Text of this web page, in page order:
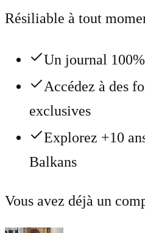
Résiliable à tout
Un journal
Accédez à des
exclusives
Explorez +10
Balkans
Vous avez déjà un